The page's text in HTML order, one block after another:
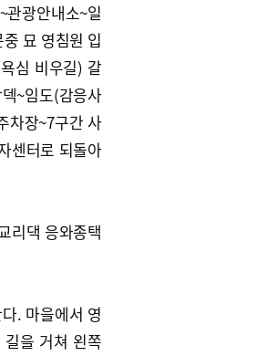
관광안내소~일
묘 영침원 입
심 비우길) 갈
~임도(감응사
차장~7구간 사
센터로 되돌아
리댁 응와종택
. 마을에서 영
을 거쳐 왼쪽